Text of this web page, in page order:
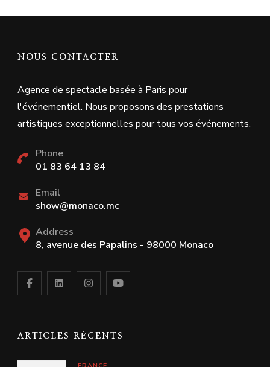
NOUS CONTACTER
Agence de spectacle basée à Paris pour
l'événementiel. Nous proposons des prestations
artistiques exceptionnelles pour tous vos événements.
Phone
01 83 64 13 84
Email
show@monaco.mc
Address
8, avenue des Papalins - 98000 Monaco
ARTICLES RÉCENTS